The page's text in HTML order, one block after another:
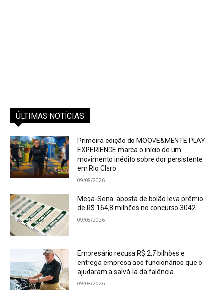
ÚLTIMAS NOTÍCIAS
Primeira edição do MOOVE&MENTE PLAY
EXPERIENCE marca o início de um
movimento inédito sobre dor persistente
em Rio Claro
09/08/2026
Mega-Sena: aposta de bolão leva prêmio
de R$ 164,8 milhões no concurso 3042
09/08/2026
Empresário recusa R$ 2,7 bilhões e
entrega empresa aos funcionários que o
ajudaram a salvá-la da falência
09/08/2026